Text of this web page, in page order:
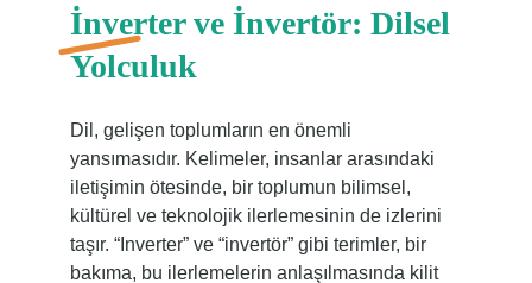
İnverter ve İnvertör: Dilsel
Yolculuk
Dil, gelişen toplumların en önemli
yansımasıdır. Kelimeler, insanlar arasındaki
iletişimin ötesinde, bir toplumun bilimsel,
kültürel ve teknolojik ilerlemesinin de izlerini
taşır. “Inverter” ve “invertör” gibi terimler, bir
bakıma, bu ilerlemelerin anlaşılmasında kilit